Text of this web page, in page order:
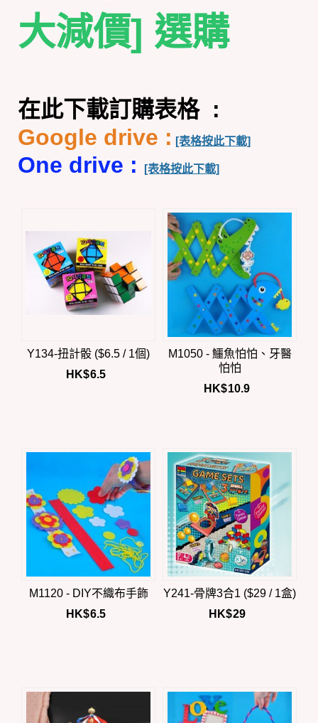
大減價] 選購
在此下載訂購表格 :
Google drive : [表格按此下載]
One drive : [表格按此下載]
Y134-扭計骰 ($6.5 / 1個)
HK$6.5
M1050 - 鱷魚怕怕、牙醫
怕怕
HK$10.9
M1120 - DIY不織布手飾
HK$6.5
Y241-骨牌3合1 ($29 / 1盒)
HK$29